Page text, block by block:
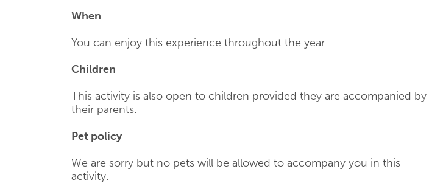
When
You can enjoy this experience throughout the year.
Children
This activity is also open to children provided they are accompanied by
their parents.
Pet policy
We are sorry but no pets will be allowed to accompany you in this
activity.